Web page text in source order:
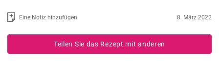
Eine Notiz hinzufügen 8. März 2022
Teilen Sie das Rezept mit anderen